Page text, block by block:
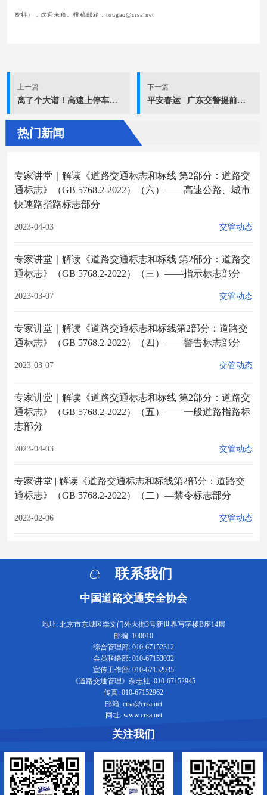
资料），欢迎来稿。投稿邮箱：tougao@crsa.net
上一篇
离了个大谱！高速上停车，在后备箱支摊儿做饭！
下一篇
平安春运 | 广东交警提前启动2025年春运护航模式
热门新闻
专家讲堂｜解读《道路交通标志和标线 第2部分：道路交
通标志》（GB 5768.2-2022）（六）——高速公路、城市
快速路指路标志部分
2023-04-03 交管动态
专家讲堂｜解读《道路交通标志和标线 第2部分：道路交
通标志》（GB 5768.2-2022）（三）——指示标志部分
2023-03-07 交管动态
专家讲堂｜解读《道路交通标志和标线第2部分：道路交
通标志》（GB 5768.2-2022）（四）——警告标志部分
2023-03-07 交管动态
专家讲堂｜解读《道路交通标志和标线 第2部分：道路交
通标志》（GB 5768.2-2022）（五）——一般道路指路标
志部分
2023-04-03 交管动态
专家讲堂 | 解读《道路交通标志和标线第2部分：道路交
通标志》（GB 5768.2-2022）（二）—禁令标志部分
2023-02-06 交管动态
联系我们
中国道路交通安全协会
地址: 北京市东城区崇文门外大街3号新世界写字楼B座14层
邮编: 100010
综合管理部: 010-67152312
会员联络部: 010-67153032
宣传工作部: 010-67152935
《道路交通管理》杂志社: 010-67152945
传真: 010-67152962
邮箱: crsa@crsa.net
网址: www.crsa.net
关注我们